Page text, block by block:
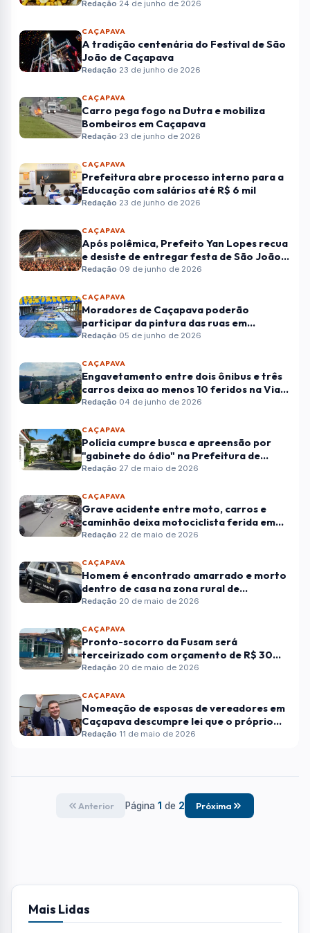
Redação·24 de junho de 2026
CAÇAPAVA
A tradição centenária do Festival de São
João de Caçapava
Redação·23 de junho de 2026
CAÇAPAVA
Carro pega fogo na Dutra e mobiliza
Bombeiros em Caçapava
Redação·23 de junho de 2026
CAÇAPAVA
Prefeitura abre processo interno para a
Educação com salários até R$ 6 mil
Redação·23 de junho de 2026
CAÇAPAVA
Após polêmica, Prefeito Yan Lopes recua
e desiste de entregar festa de São João
de Caçapava para iniciativa privada
Redação·09 de junho de 2026
CAÇAPAVA
Moradores de Caçapava poderão
participar da pintura das ruas em
celebração à Copa do Mundo
Redação·05 de junho de 2026
CAÇAPAVA
Engavetamento entre dois ônibus e três
carros deixa ao menos 10 feridos na Via
Dutra em Caçapava
Redação·04 de junho de 2026
CAÇAPAVA
Polícia cumpre busca e apreensão por
"gabinete do ódio" na Prefeitura de
Caçapava
Redação·27 de maio de 2026
CAÇAPAVA
Grave acidente entre moto, carros e
caminhão deixa motociclista ferida em
Caçapava
Redação·22 de maio de 2026
CAÇAPAVA
Homem é encontrado amarrado e morto
dentro de casa na zona rural de
Caçapava; caso é investigado como
Redação·20 de maio de 2026
CAÇAPAVA
Pronto-socorro da Fusam será
terceirizado com orçamento de R$ 30
milhoes
Redação·20 de maio de 2026
CAÇAPAVA
Nomeação de esposas de vereadores em
Caçapava descumpre lei que o próprio
prefeito criou quando era vereador
Redação·11 de maio de 2026
Anterior Página 1 de 2 Próxima
Mais Lidas